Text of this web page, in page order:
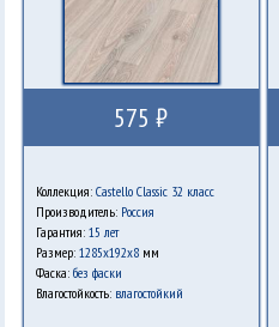
575 ₽
Коллекция: Castello Classic 32 класс
Производитель: Россия
Гарантия: 15 лет
Размер: 1285х192х8мм
Фаска: без фаски
Влагостойкость: влагостойкий